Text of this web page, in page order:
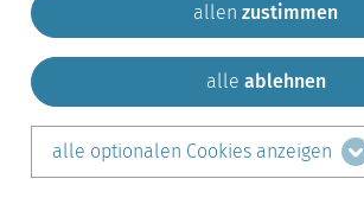
Gemeinde Krailling Impressum
Sitemap
Kontakt
teilen auf:
LinkedIn
allen zustimmen
alle ablehnen
alle optionalen Cookies anzeigen